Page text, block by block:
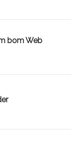
bom Web